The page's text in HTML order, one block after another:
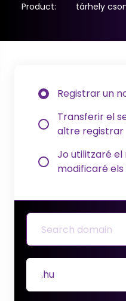
Product:
tárhely
Registrar un
Transferir el
altre registrar
Jo utilitzaré el
modificaré
.hu